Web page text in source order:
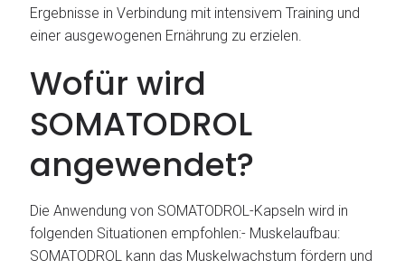
Ergebnisse in Verbindung mit intensivem Training und
einer ausgewogenen Ernährung zu erzielen.
Wofür wird
SOMATODROL
angewendet?
Die Anwendung von SOMATODROL-Kapseln wird in
folgenden Situationen empfohlen:- Muskelaufbau:
SOMATODROL kann das Muskelwachstum fördern und